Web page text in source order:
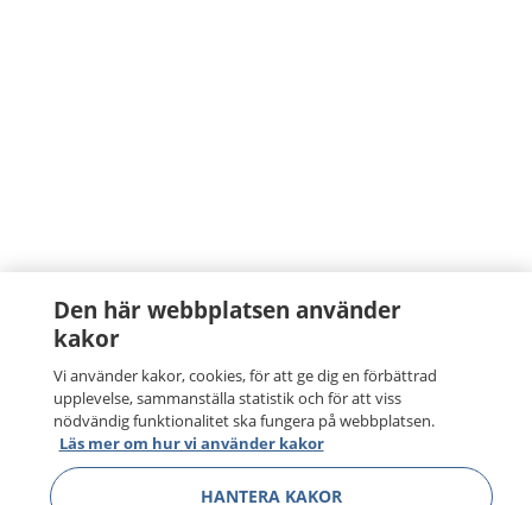
Den här webbplatsen använder
kakor
Vi använder kakor, cookies, för att ge dig en förbättrad
upplevelse, sammanställa statistik och för att viss
nödvändig funktionalitet ska fungera på webbplatsen.
Läs mer om hur vi använder kakor
HANTERA KAKOR